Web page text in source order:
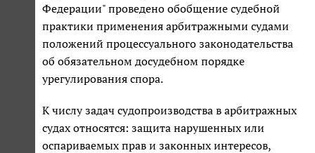
Федерации" проведено обобщение судебной
практики применения арбитражными судами
положений процессуального законодательства
об обязательном досудебном порядке
урегулирования спора.
К числу задач судопроизводства в арбитражных
судах относятся: защита нарушенных или
оспариваемых прав и законных интересов,